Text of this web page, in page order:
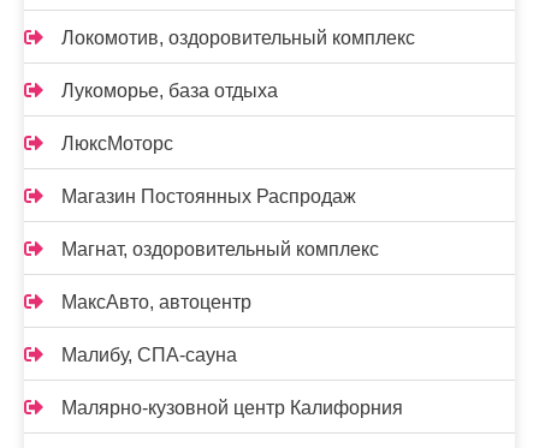
Локомотив, оздоровительный комплекс
Лукоморье, база отдыха
ЛюксМоторс
Магазин Постоянных Распродаж
Магнат, оздоровительный комплекс
МаксАвто, автоцентр
Малибу, СПА-сауна
Малярно-кузовной центр Калифорния